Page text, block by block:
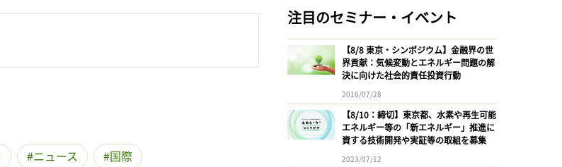
ニュース
国際
注目のセミナー・イベント
【8/8 東京・シンポジウム】金融界の世
界貢献：気候変動とエネルギー問題の解
決に向けた社会的責任投資行動
2016/07/28
【8/10：締切】東京都、水素や再生可能
エネルギー等の「新エネルギー」推進に
資する技術開発や実証等の取組を募集
2023/07/12